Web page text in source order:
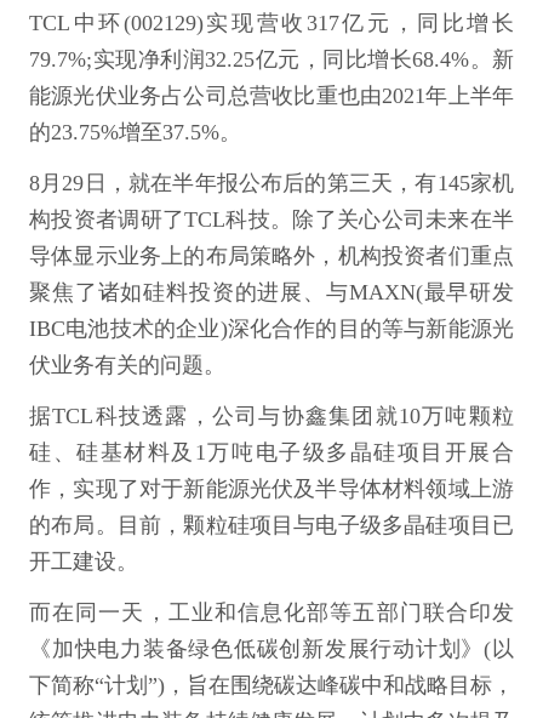
TCL中环(002129)实现营收317亿元，同比增长
79.7%;实现净利润32.25亿元，同比增长68.4%。新
能源光伏业务占公司总营收比重也由2021年上半年
的23.75%增至37.5%。
8月29日，就在半年报公布后的第三天，有145家机
构投资者调研了TCL科技。除了关心公司未来在半
导体显示业务上的布局策略外，机构投资者们重点
聚焦了诸如硅料投资的进展、与MAXN(最早研发
IBC电池技术的企业)深化合作的目的等与新能源光
伏业务有关的问题。
据TCL科技透露，公司与协鑫集团就10万吨颗粒
硅、硅基材料及1万吨电子级多晶硅项目开展合
作，实现了对于新能源光伏及半导体材料领域上游
的布局。目前，颗粒硅项目与电子级多晶硅项目已
开工建设。
而在同一天，工业和信息化部等五部门联合印发
《加快电力装备绿色低碳创新发展行动计划》(以
下简称“计划”)，旨在围绕碳达峰碳中和战略目标，